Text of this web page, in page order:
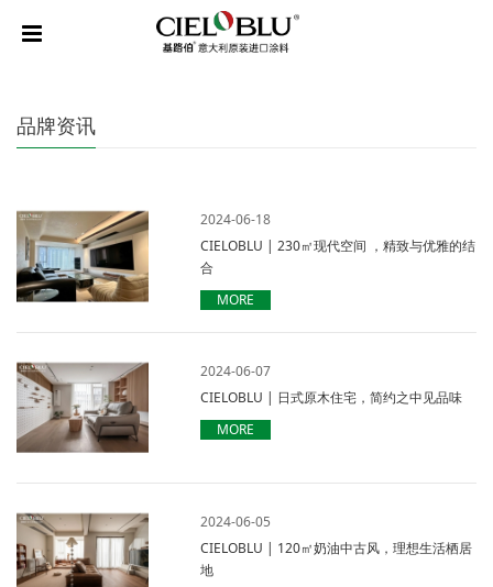
品牌资讯
2024-06-18
CIELOBLU | 230㎡现代空间 ，精致与优雅的结
合
MORE
2024-06-07
CIELOBLU | 日式原木住宅，简约之中见品味
MORE
2024-06-05
CIELOBLU | 120㎡奶油中古风，理想生活栖居
地